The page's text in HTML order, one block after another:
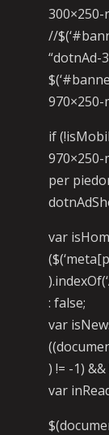
300×250-
//
“dotnAd-
970×250-
if
per
var
: false;
var
) != -1)
var